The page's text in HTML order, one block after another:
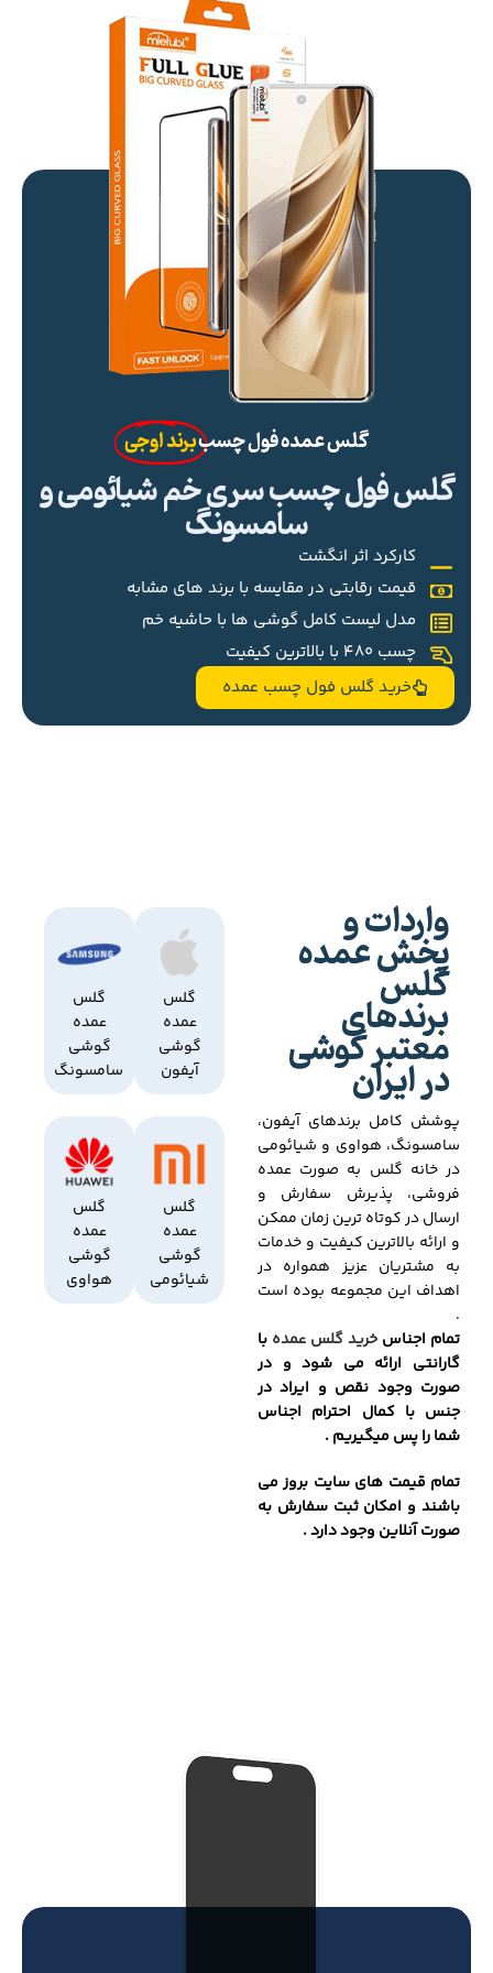
گلس عمده فول چسببرند اوجی
گلس فول چسب سری خم شیائومی و
سامسونگ
کارکرد اثر انگشت
قیمت رقابتی در مقایسه با برند های مشابه
مدل لیست کامل گوشی ها با حاشیه خم
چسب 480 با بالاترین کیفیت
خرید گلس فول چسب عمده
واردات و
پخش عمده
گلس
برندهای
معتبر گوشی
در ایران
پوشش کامل برندهای آیفون،
سامسونگ، هواوی و شیائومی
در خانه گلس به صورت عمده
فروشی، پذیرش سفارش و
ارسال در کوتاه ترین زمان ممکن
و ارائه بالاترین کیفیت و خدمات
به مشتریان عزیز همواره در
اهداف این مجموعه بوده است
.
تمام اجناسخرید گلس عمده با
گارانتی ارائه می شود و در
صورت وجود نقص و ایراد در
جنس با کمال احترام اجناس
شما را پس میگیریم .
تمام قیمت های سایت بروز می
باشند و امکان ثبت سفارش به
صورت آنلاین وجود دارد .
گلس
عمده
گوشی
آیفون
گلس
عمده
گوشی
سامسونگ
گلس
عمده
گوشی
شیائومی
گلس
عمده
گوشی
هواوی